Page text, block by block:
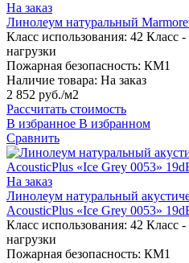
На заказ
Линолеум натуральный
Класс использования: 42 Класс
нагрузки
Пожарная безопасность: КМ1
Наличие товара: На заказ
2 852 руб./м2
Рассчитать стоимость
В избранное В избранном
Сравнить
На заказ
Линолеум натуральный
AcousticPlus «Ice Grey 0053»
Класс использования: 42 Класс
нагрузки
Пожарная безопасность: КМ1